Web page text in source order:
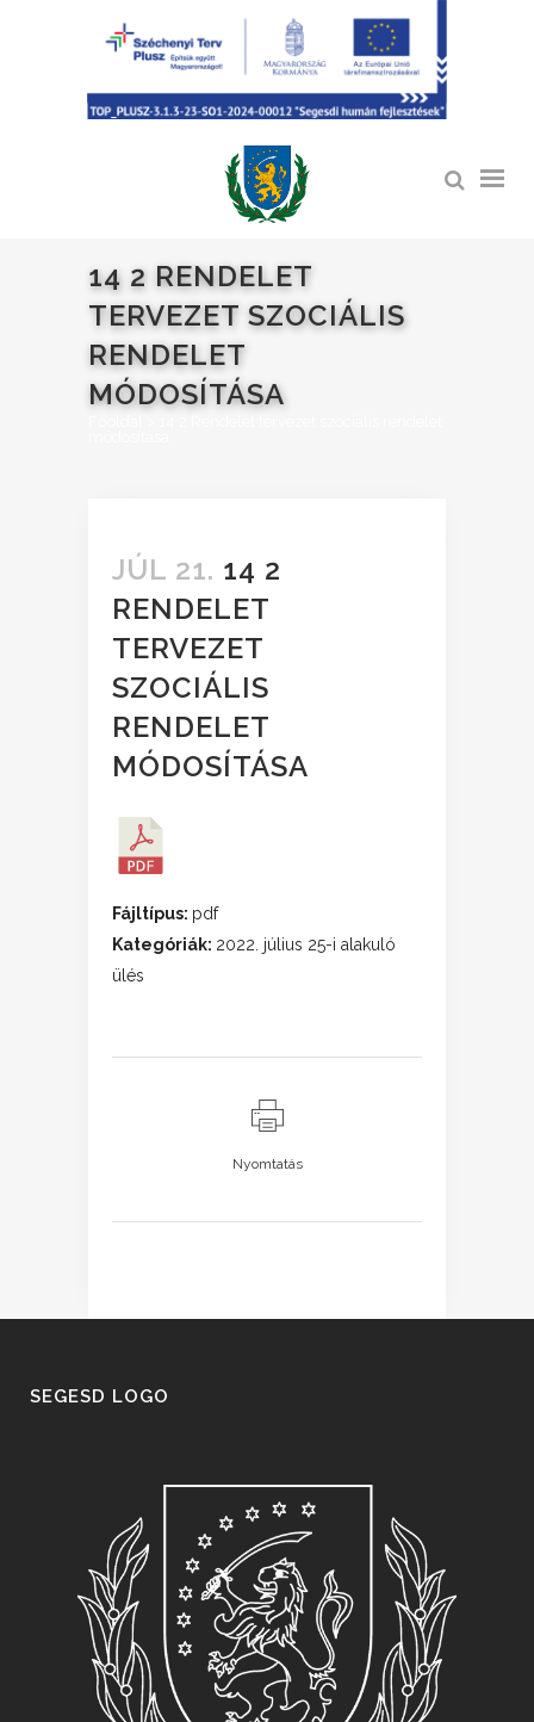
14 2 RENDELET
TERVEZET SZOCIÁLIS
RENDELET
MÓDOSÍTÁSA
JÚL 21. 14 2
RENDELET
TERVEZET
SZOCIÁLIS
RENDELET
MÓDOSÍTÁSA
Fájltípus: pdf
Kategóriák: 2022. július 25-i alakuló
ülés
Nyomtatás
SEGESD LOGO